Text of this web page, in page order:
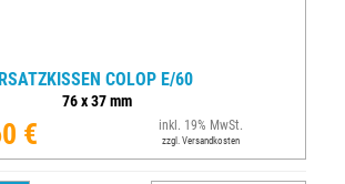
COLOP E/60
76x37mm
€ inkl. 19% MwSt.
zzgl. Versandkosten